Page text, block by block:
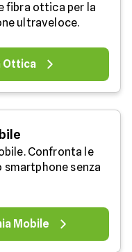
fibra ottica per la
ultraveloce.
Ottica
Confronta le
senza
Mobile